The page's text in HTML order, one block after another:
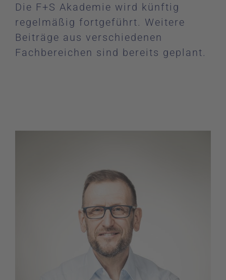
Die F+S Akademie wird künftig
regelmäßig fortgeführt. Weitere
Beiträge aus verschiedenen
Fachbereichen sind bereits geplant.